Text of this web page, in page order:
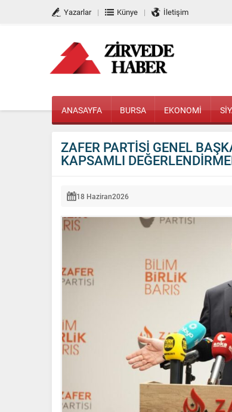
Yazarlar Künye İletişim
ANASAYFA BURSA EKONOMİ
ZAFER PARTİSİ GENEL
KAPSAMLI
18 Haziran2026